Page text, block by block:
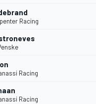
Racing
Racing
Racing